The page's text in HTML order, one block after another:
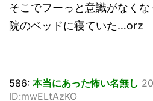
そこでフーっと意識がなく
院のベッドに寝ていた…orz
586: 本当にあった怖い名無し
ID:mwELtAzKO